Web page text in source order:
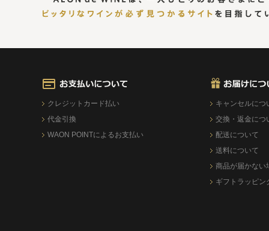
クレジットカード払い
代金引換
WAON POINTによるお支払い
キャンセルにつ
交換・返金につ
配送について
送料について
商品が届かない
ギフトラッピン